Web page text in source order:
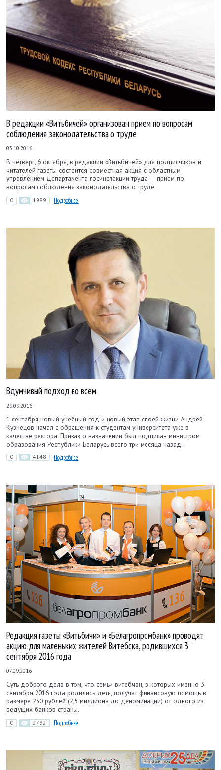
В редакции «Витьбичей» организован прием по вопросам
соблюдения законодательства о труде
03.10.2016
В четверг, 6 октября, в редакции «Витьбичей» для подписчиков и
читателей газеты состоится совместная акция с областным
управлением Департамента госинспекции труда — прием по
вопросам соблюдения законодательства о труде.
0 1989 Подробнее
Вдумчивый подход во всем
29.09.2016
1 сентября новый учебный год и новый этап своей жизни Андрей
Кузнецов начал с обращения к студентам университета уже в
качестве ректора. Приказ о назначении был подписан министром
образования Республики Беларусь всего три месяца назад.
0 4148 Подробнее
Редакция газеты «Витьбичи» и «Белагропромбанк» проводят
акцию для маленьких жителей Витебска, родившихся 3
сентября 2016 года
07.09.2016
Суть доброго дела в том, что семьи витебчан, в которых именно 3
сентября 2016 года родились дети, получат финансовую помощь в
размере 250 рублей (2,5 миллиона до деноминации) от одного из
ведущих банков страны.
0 2732 Подробнее